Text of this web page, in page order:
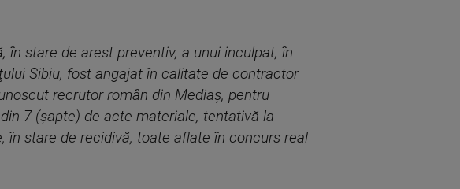
în stare de arest preventiv, a unui inculpat, în
Sibiu, fost angajat în calitate de contractor
recrutor român din Mediaş, pentru
7 (şapte) de acte materiale, tentativă la
în stare de recidivă, toate aflate în concurs real